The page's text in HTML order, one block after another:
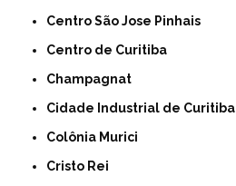
Centro São Jose Pinhais
Centro de Curitiba
Champagnat
Cidade Industrial de Curitiba
Colônia Murici
Cristo Rei